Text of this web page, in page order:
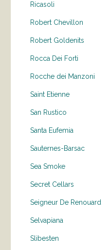
Ricasoli
Robert Chevillon
Robert Goldenits
Rocca Dei Forti
Rocche dei Manzoni
Saint Etienne
San Rustico
Santa Eufemia
Sauternes-Barsac
Sea Smoke
Secret Cellars
Seigneur De Renouard
Selvapiana
Slibesten